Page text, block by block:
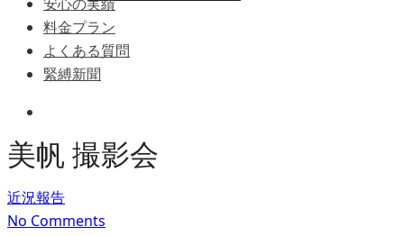
料金プラン
よくある質問
緊縛新聞
美帆 撮影会
近況報告
No Comments